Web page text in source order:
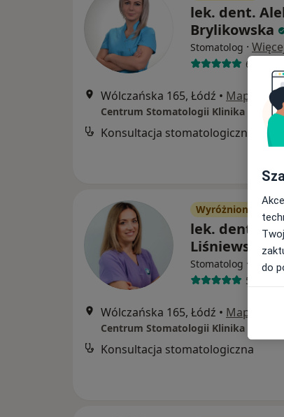
lek. dent.
Brylikowska
Stomatolog ·
63 opinie
Wólczańska 165, Łódź • Mapa
Centrum Stomatologii Klinika
Konsultacja stomatologiczna
Wyróżniony
lek. dent.
Liśniewska
Stomatolog ·
55 opinii
Wólczańska 165, Łódź • Mapa
Centrum Stomatologii Klinika
Konsultacja stomatologiczna
do